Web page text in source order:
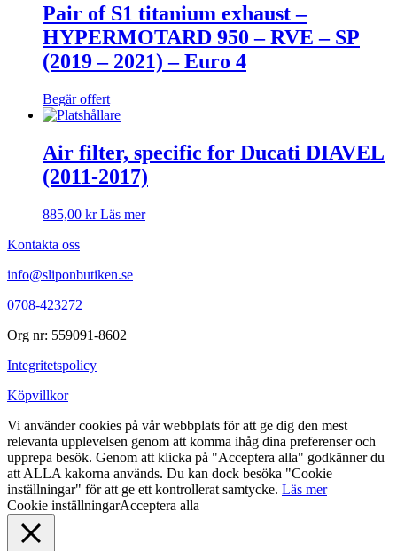
Pair of S1 titanium exhaust –
HYPERMOTARD 950 – RVE – SP
(2019 – 2021) – Euro 4
Begär offert
Air filter, specific for Ducati DIAVEL
(2011-2017)
885,00 kr Läs mer
Kontakta oss
info@sliponbutiken.se
0708-423272
Org nr: 559091-8602
Integritetspolicy
Köpvillkor
Vi använder cookies på vår webbplats för att ge dig den mest
relevanta upplevelsen genom att komma ihåg dina preferenser och
upprepa besök. Genom att klicka på "Acceptera alla" godkänner du
att ALLA kakorna används. Du kan dock besöka "Cookie
inställningar" för att ge ett kontrollerat samtycke. Läs mer
Cookie inställningarAcceptera alla